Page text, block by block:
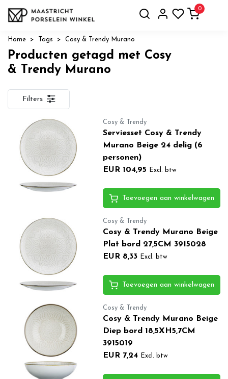
0
Home Tags Cosy & Trendy Murano
Producten getagd met Cosy
& Trendy Murano
Filters
Cosy & Trendy
Serviesset Cosy & Trendy
Murano Beige 24 delig (6
personen)
EUR 104,95
Excl. btw
Toevoegen aan winkelwagen
Cosy & Trendy
Cosy & Trendy Murano Beige
Plat bord 27,5CM 3915028
EUR 8,33
Excl. btw
Toevoegen aan winkelwagen
Cosy & Trendy
Cosy & Trendy Murano Beige
Diep bord 18,5XH5,7CM
3915019
EUR 7,24
Excl. btw